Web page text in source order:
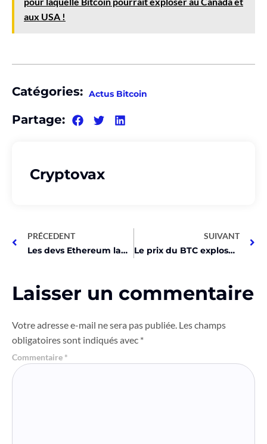
aux USA !
Catégories: Actus Bitcoin
Partage:
Cryptovax
PRÉCEDENT
Les devs Ethereum lancent un effort pour augmenter la limite de gaz!
SUIVANT
Le prix du BTC explose de 12% après le FOMC !
Laisser un commentaire
Votre adresse e-mail ne sera pas publiée. Les champs
obligatoires sont indiqués avec *
Commentaire *